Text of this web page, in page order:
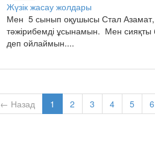
Жүзік жасау жолдары
Мен 5 сынып оқушысы Стал Азамат,
тәжірибемді ұсынамын. Мен
деп ойлаймын....
← Назад 1 2 3 4 5 6